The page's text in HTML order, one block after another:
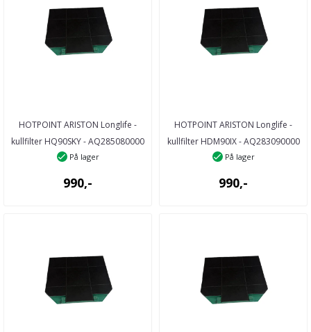
HOTPOINT ARISTON Longlife -
kullfilter HQ90SKY - AQ285080000
- 28508 ...
På lager
990,-
HOTPOINT ARISTON Longlife -
kullfilter HDM90IX - AQ283090000
- 28309 ...
På lager
990,-